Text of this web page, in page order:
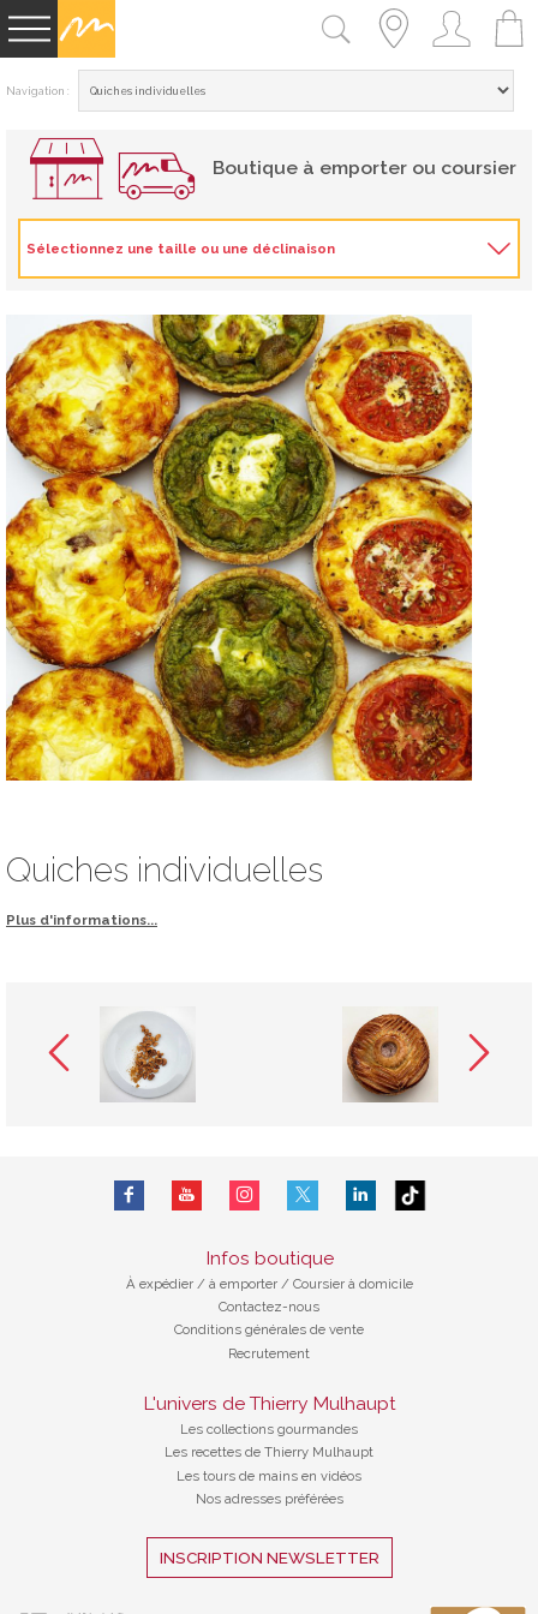
Navigation :
Boutique à emporter ou coursier
Sélectionnez une taille ou une déclinaison
Quiches individuelles
Plus d'informations...
Infos boutique
À expédier / à emporter / Coursier à domicile
Contactez-nous
Conditions générales de vente
Recrutement
L'univers de Thierry Mulhaupt
Les collections gourmandes
Les recettes de Thierry Mulhaupt
Les tours de mains en vidéos
Nos adresses préférées
INSCRIPTION NEWSLETTER